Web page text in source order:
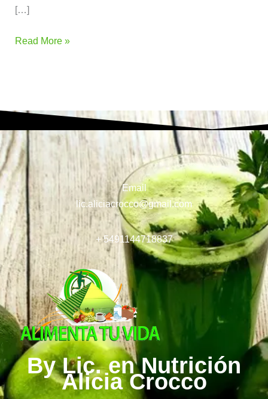
[…]
Read More »
Email
lic.aliciacrocco@gmail.com
+ 5491144718837
By Lic. en Nutrición
Alicia Crocco